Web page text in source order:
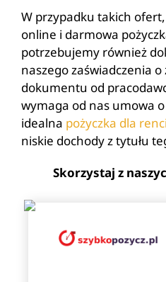
W przypadku takich
online i darmowa
potrzebujemy również
naszego zaświadczenia
dokumentu od
wymaga od nas umowa
idealna pożyczka dla
niskie dochody z tytułu
Skorzystaj z